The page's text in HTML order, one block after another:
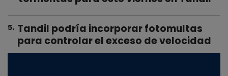
5. Tandil podría incorporar fotomultas
para controlar el exceso de velocidad